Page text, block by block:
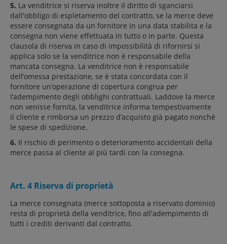
5. La venditrice si riserva inoltre il diritto di sganciarsi
dall'obbligo di espletamento del contratto, se la merce deve
essere consegnata da un fornitore in una data stabilita e la
consegna non viene effettuata in tutto o in parte. Questa
clausola di riserva in caso di impossibilità di rifornirsi si
applica solo se la venditrice non è responsabile della
mancata consegna. La venditrice non è responsabile
dell’omessa prestazione, se è stata concordata con il
fornitore un’operazione di copertura congrua per
l’adempimento degli obblighi contrattuali. Laddove la merce
non venisse fornita, la venditrice informa tempestivamente
il cliente e rimborsa un prezzo d’acquisto già pagato nonché
le spese di spedizione.
6. Il rischio di perimento o deterioramento accidentali della
merce passa al cliente al più tardi con la consegna.
Art. 4 Riserva di proprietà
La merce consegnata (merce sottoposta a riservato dominio)
resta di proprietà della venditrice, fino all'adempimento di
tutti i crediti derivanti dal contratto.